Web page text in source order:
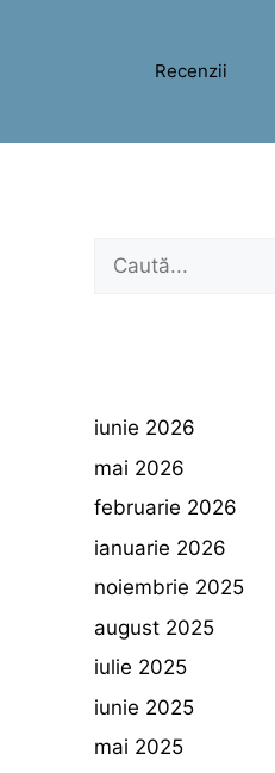
Recenzii
Caută
iunie 2026
mai 2026
februarie 2026
ianuarie 2026
noiembrie 2025
august 2025
iulie 2025
iunie 2025
mai 2025